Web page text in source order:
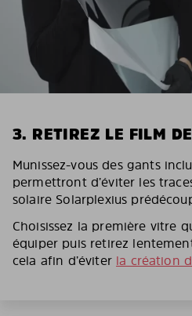
3. RETIREZ LE FILM
Munissez-vous des gants
permettront d’éviter les
solaire Solarplexius
Choisissez la première vitre
équiper puis retirez
cela afin d’éviter la création